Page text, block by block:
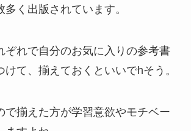
く出版されています。
ぞれで自分のお気に入りの参考書
けて、揃えておくといいでhそう。
で揃えた方が学習意欲やモチベー